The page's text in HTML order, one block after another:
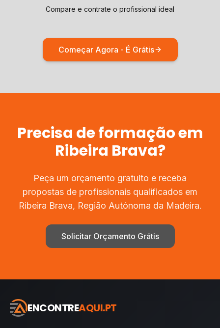
Compare e contrate o profissional ideal
Começar Agora - É Grátis
Precisa deformaçãoem
Ribeira Brava?
Peça um orçamento gratuito e receba
propostas de profissionais qualificados em
Ribeira Brava, Região Autónoma da Madeira.
Solicitar Orçamento Grátis
ENCONTREAQUI.PT